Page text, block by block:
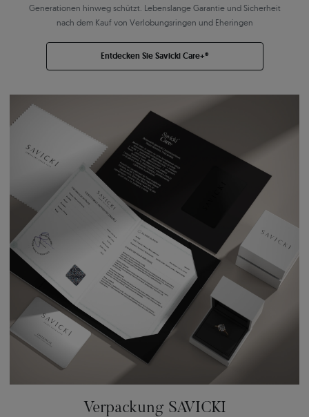
Generationen hinweg schützt. Lebenslange Garantie und Sicherheit
nach dem Kauf von Verlobungsringen und Eheringen
Entdecken Sie Savicki Care+®
Verpackung SAVICKI